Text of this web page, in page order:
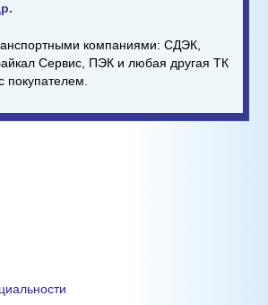
компаниями: СДЭК,
Сервис, ПЭК и любая другая ТК
покупателем.